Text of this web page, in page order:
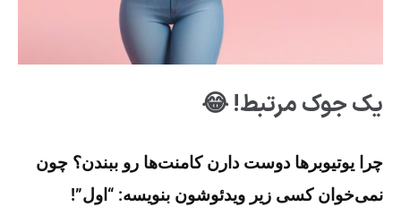
یک جوک مرتبط! 😂
چرا یوتیوبرها دوست دارن کامنت‌ها رو ببندن؟ چون
نمی‌خوان کسی زیر ویدئوشون بنویسه: “اول”!